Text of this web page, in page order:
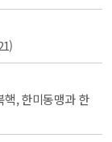
, 한미동맹과 한